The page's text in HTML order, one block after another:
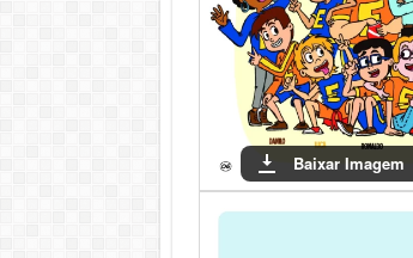
Baixar Imagem